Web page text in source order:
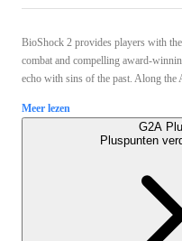
BioShock 2 provides players with
combat and compelling award-
echo with sins of the past. Along the
Meer lezen
G2A
Pluspunten